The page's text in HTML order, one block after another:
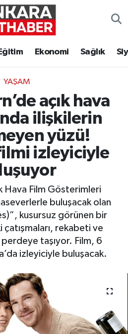
Eğitim Ekonomi Sağlık
YAŞAM
açık hava
ilişkilerin
yüzü!
izleyiciyle
Hava Film Gösterimleri
buluşacak olan
kusursuz görünen bir
çatışmaları, rekabeti ve
perdeye taşıyor. Film, 6
izleyiciyle buluşacak.
ve Fikstür